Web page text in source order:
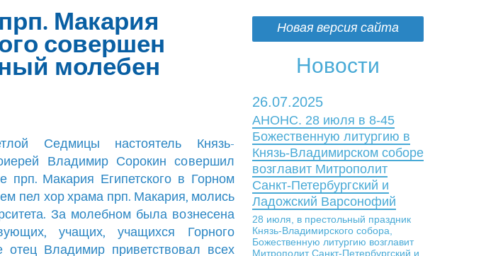
Макария
совершен
молебен
Седмицы настоятель Князь-
Владимир Сорокин совершил
прп. Макария Египетского в Горном
пел хор храма прп. Макария, молись
За молебном была вознесена
учащих, учащихся Горного
отец Владимир приветствовал всех
Новая версия сайта
Новости
26.07.2025
АНОНС. 28 июля в 8-45
Божественную литургию в
Князь-Владимирском соборе
возглавит Митрополит
Санкт-Петербургский и
Ладожский Варсонофий
28 июля, в престольный праздник
Князь-Владимирского собора,
Божественную литургию возглавит
Митрополит Санкт-Петербургский и